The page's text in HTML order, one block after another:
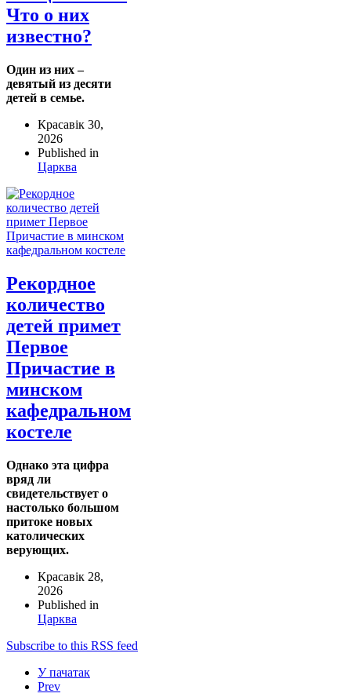
Что о них
известно?
Один из них –
девятый из десяти
детей в семье.
Красавік 30,
2026
Published in
Царква
Рекордное
количество
детей примет
Первое
Причастие в
минском
кафедральном
костеле
Однако эта цифра
вряд ли
свидетельствует о
настолько большом
притоке новых
католических
верующих.
Красавік 28,
2026
Published in
Царква
Subscribe to this RSS feed
У пачатак
Prev